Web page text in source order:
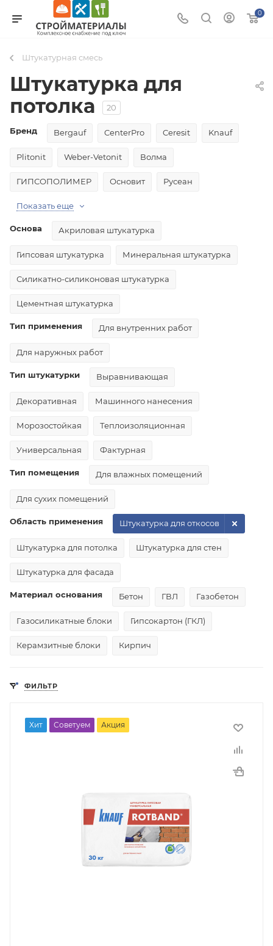
0
Штукатурная смесь
Штукатурка для
потолка
20
Бренд Bergauf CenterPro Ceresit Knauf
Plitonit Weber-Vetonit Волма
ГИПСОПОЛИМЕР Основит Русеан
Показать еще
Основа Акриловая штукатурка
Гипсовая штукатурка Минеральная штукатурка
Силикатно-силиконовая штукатурка
Цементная штукатурка
Тип применения Для внутренних работ
Для наружных работ
Тип штукатурки Выравнивающая
Декоративная Машинного нанесения
Морозостойкая Теплоизоляционная
Универсальная Фактурная
Тип помещения Для влажных помещений
Для сухих помещений
Область применения Штукатурка для откосов
Штукатурка для потолка Штукатурка для стен
Штукатурка для фасада
Материал основания Бетон ГВЛ Газобетон
Газосиликатные блоки Гипсокартон (ГКЛ)
Керамзитные блоки Кирпич
ФИЛЬТР
Хит Советуем Акция